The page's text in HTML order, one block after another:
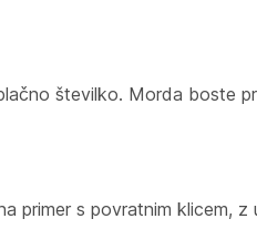
številko. Morda boste
primer s povratnim klicem,